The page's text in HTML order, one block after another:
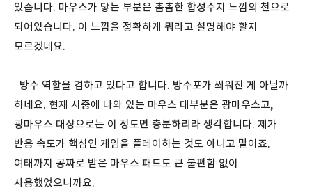
있습니다. 마우스가 닿는 부분은 촘촘한 합성수지 느낌의 천으로
되어있습니다. 이 느낌을 정확하게 뭐라고 설명해야 할지
모르겠네요.
방수 역할을 겸하고 있다고 합니다. 방수포가 씌워진 게 아닐까
하네요. 현재 시중에 나와 있는 마우스 대부분은 광마우스고,
광마우스 대상으로는 이 정도면 충분하리라 생각합니다. 제가
반응 속도가 핵심인 게임을 플레이하는 것도 아니고 말이죠.
여태까지 공짜로 받은 마우스 패드도 큰 불편함 없이
사용했었으니까요.